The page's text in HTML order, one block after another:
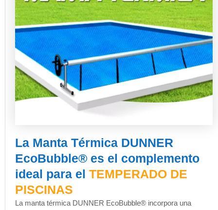
La Manta Térmica DUNNER
EcoBubble® es el complemento
ideal para el TEMPERADO DE
PISCINAS
La manta térmica DUNNER EcoBubble® incorpora una